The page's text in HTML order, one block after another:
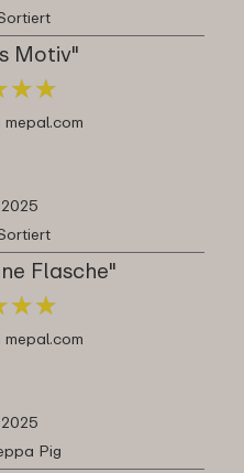
Motiv"
★★
★★
mepal.com
Flasche"
★★
★★
mepal.com
Pig